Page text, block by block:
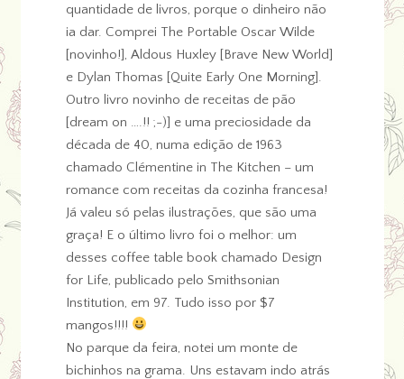
quantidade de livros, porque o dinheiro não
ia dar. Comprei The Portable Oscar Wilde
[novinho!], Aldous Huxley [Brave New World]
e Dylan Thomas [Quite Early One Morning].
Outro livro novinho de receitas de pão
[dream on ….!! ;-)] e uma preciosidade da
década de 40, numa edição de 1963
chamado Clémentine in The Kitchen – um
romance com receitas da cozinha francesa!
Já valeu só pelas ilustrações, que são uma
graça! E o último livro foi o melhor: um
desses coffee table book chamado Design
for Life, publicado pelo Smithsonian
Institution, em 97. Tudo isso por $7
mangos!!!!
No parque da feira, notei um monte de
bichinhos na grama. Uns estavam indo atrás